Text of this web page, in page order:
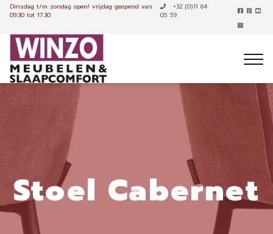
Dinsdag t/m zondag open! vrijdag geopend van
09:30 tot 17:30
+32 (0)11 64
05 59
Stoel Cabernet